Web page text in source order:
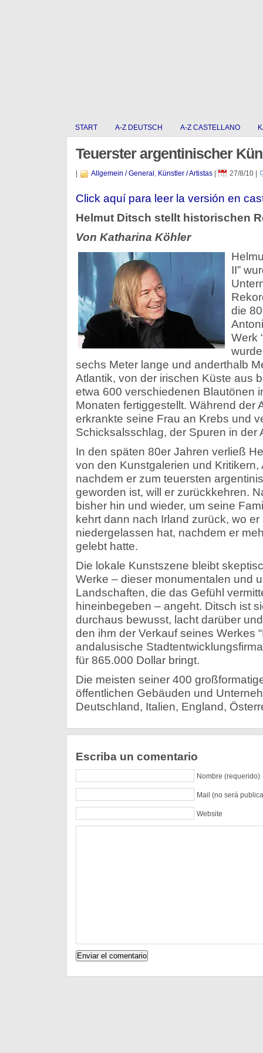
START A-Z DEUTSCH A-Z CASTELLANO
Teuerster argentinischer
Allgemein / General , Künstler / Artistas| 27/8/10|
Click aquí para leer la versión en
Helmut Ditsch stellt historischen
Von Katharina Köhler
II”
die
Werk
sechs Meter lange und anderthalb
Atlantik, von der irischen Küste aus
etwa 600 verschiedenen Blautönen
Monaten fertiggestellt. Während der
erkrankte seine Frau an Krebs und
Schicksalsschlag, der Spuren in der
In den späten 80er Jahren verließ
von den Kunstgalerien und Kritikern,
nachdem er zum teuersten
geworden ist, will er zurückkehren.
bisher hin und wieder, um seine
kehrt dann nach Irland zurück, wo
niedergelassen hat, nachdem er
gelebt hatte.
Die lokale Kunstszene bleibt
Werke – dieser monumentalen und
Landschaften, die das Gefühl
hineinbegeben – angeht. Ditsch ist
durchaus bewusst, lacht darüber
den ihm der Verkauf seines Werkes
andalusische
für 865.000 Dollar bringt.
Die meisten seiner 400
öffentlichen Gebäuden und
Deutschland, Italien, England,
Escriba un comentario
Nombre (requerido)
Mail (no será
Website